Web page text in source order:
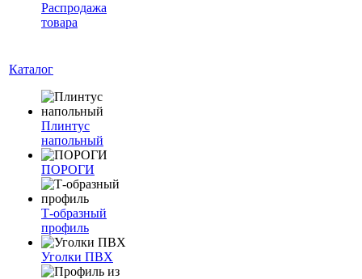
Распродажа
товара
Каталог
Плинтус
напольный
ПОРОГИ
Т-образный
профиль
Уголки ПВХ